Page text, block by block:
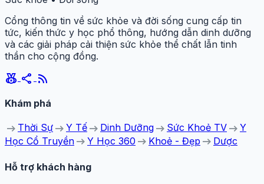
Cổng thông tin về sức khỏe và đời sống cung cấp tin
tức, kiến thức y học phổ thông, hướng dẫn dinh dưỡng
và các giải pháp cải thiện sức khỏe thể chất lẫn tinh
thần cho cộng đồng.
social_leaderboard share rss_feed
Khám phá
arrow_right_alt Thời Sự arrow_right_alt Y Tế arrow_right_alt Dinh Dưỡng arrow_right_alt Sức Khoẻ TV arrow_right_alt Y
Học Cổ Truyền arrow_right_alt Y Học 360 arrow_right_alt Khoẻ - Đẹp arrow_right_alt Dược
Hỗ trợ khách hàng